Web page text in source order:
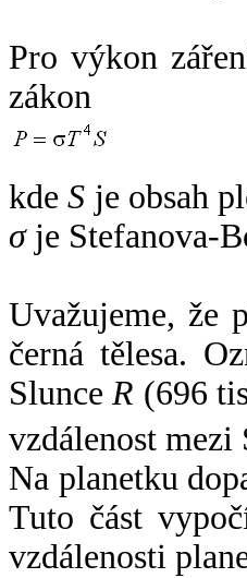
Pro výkon
zákon
kdeS je obsah
σje Stefanova-
Uvažujeme, že
černá tělesa.
SlunceR (696
vzdálenost
Na planetku
Tuto část
vzdálenosti